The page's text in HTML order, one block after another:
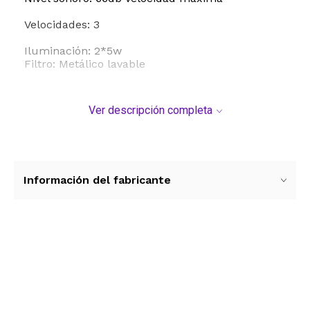
Velocidades: 3
Iluminación: 2*5w
Filtro: Metálico lavable
Ver descripción completa
Información del fabricante